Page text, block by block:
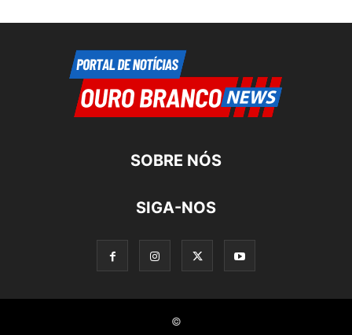
SOBRE NÓS
SIGA-NOS
©